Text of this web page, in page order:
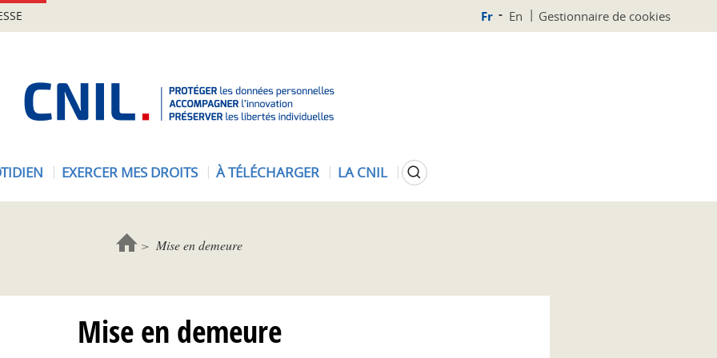
Fr En Gestionnaire de cookies
EXERCER MES DROITS À TÉLÉCHARGER LA CNIL Rechercher
Mise en demeure
Mise en demeure